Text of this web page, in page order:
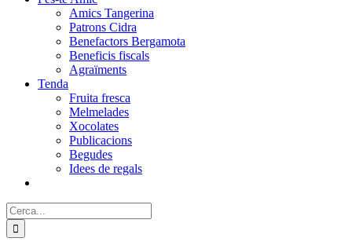
Amics Tangerina
Patrons Cidra
Benefactors Bergamota
Beneficis fiscals
Agraïments
Tenda
Fruita fresca
Melmelades
Xocolates
Publicacions
Begudes
Idees de regals
Cerca: